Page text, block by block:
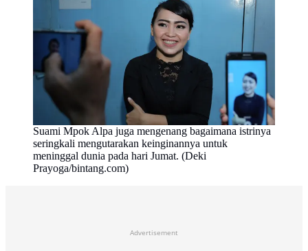
Suami Mpok Alpa juga mengenang bagaimana istrinya
seringkali mengutarakan keinginannya untuk
meninggal dunia pada hari Jumat. (Deki
Prayoga/bintang.com)
Advertisement